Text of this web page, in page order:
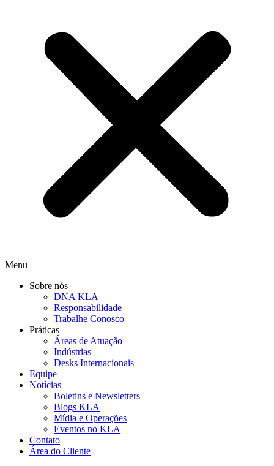
Menu
Sobre nós
DNA KLA
Responsabilidade
Trabalhe Conosco
Práticas
Áreas de Atuação
Indústrias
Desks Internacionais
Equipe
Notícias
Boletins e Newsletters
Blogs KLA
Mídia e Operações
Eventos no KLA
Contato
Área do Cliente